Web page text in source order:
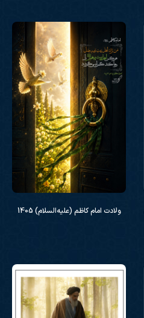
ولادت امام کاظم (علیه‌السلام) 1405